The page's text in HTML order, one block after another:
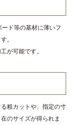
ド等の基材に薄いフ
。
が可能です。
粗カットや、指定の寸
のサイズが得られま